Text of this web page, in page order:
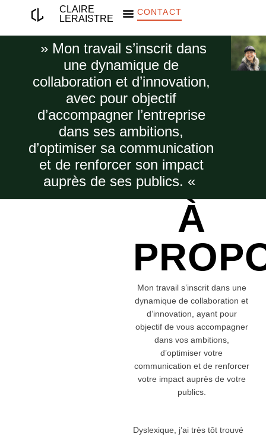
CLAIRE
LERAISTRE
CONTACT
» Mon travail s’inscrit dans
une dynamique de
collaboration et d’innovation,
avec pour objectif
d’accompagner l’entreprise
dans ses ambitions,
d’optimiser sa communication
et de renforcer son impact
auprès de ses publics. «
À
Mon travail s’inscrit dans une
dynamique de collaboration et
d’innovation, ayant pour
objectif de vous accompagner
dans vos ambitions,
d’optimiser votre
communication et de renforcer
votre impact auprès de votre
publics.
Dyslexique, j’ai très tôt trouvé